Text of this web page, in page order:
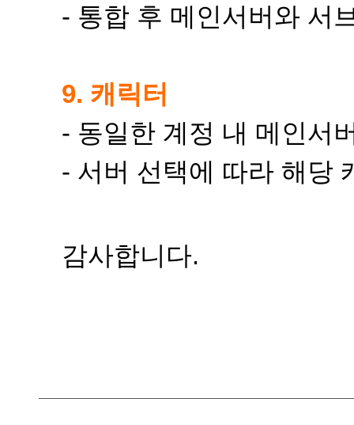
- 통합 후 메인서버와 서
9. 캐릭터
- 동일한 계정 내 메인서
- 서버 선택에 따라 해당
감사합니다.